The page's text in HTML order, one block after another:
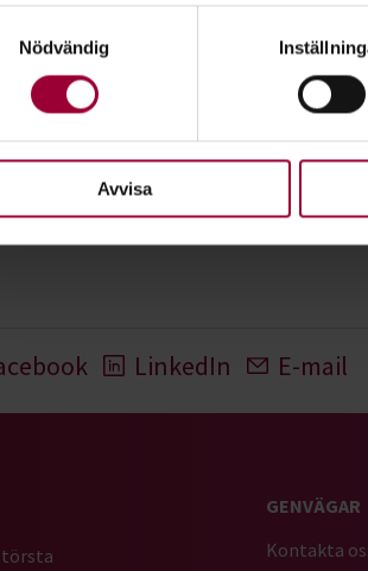
på mer om hur dina personliga
dra tillbaka ditt samtycke när som helst från
du ska få en så bra upplevelse som
Nödvändig
Avvisa
LinkedIn E-mail
startsida
GENVÄGAR
Kontakta